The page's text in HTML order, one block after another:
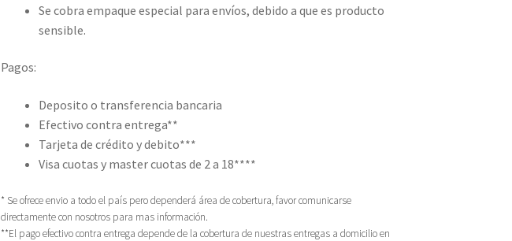
Se cobra empaque especial para envíos, debido a que es producto
sensible.
Pagos:
Deposito o transferencia bancaria
Efectivo contra entrega**
Tarjeta de crédito y debito***
Visa cuotas y master cuotas de 2 a 18****
* Se ofrece envio a todo el país pero dependerá área de cobertura, favor comunicarse
directamente con nosotros para mas información.
**El pago efectivo contra entrega depende de la cobertura de nuestras entregas a domicilio en